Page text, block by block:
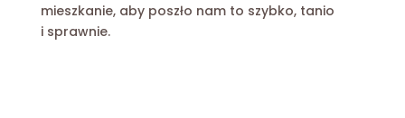
mieszkanie, aby poszło nam to szybko, tanio
i sprawnie.